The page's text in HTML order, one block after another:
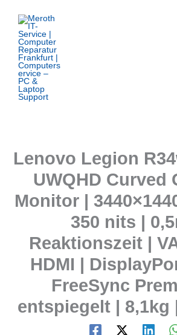
Inhalt
springen
Lenovo Legion
UWQHD Curved
Monitor |
350 nits |
Reaktionszeit |
HDMI |
FreeSync
entspiegelt | 8,1kg